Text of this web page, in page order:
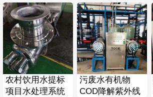
160m³/h
解器
农村饮用水提标
项目水处理系统
污废水有机物
COD降解紫外线